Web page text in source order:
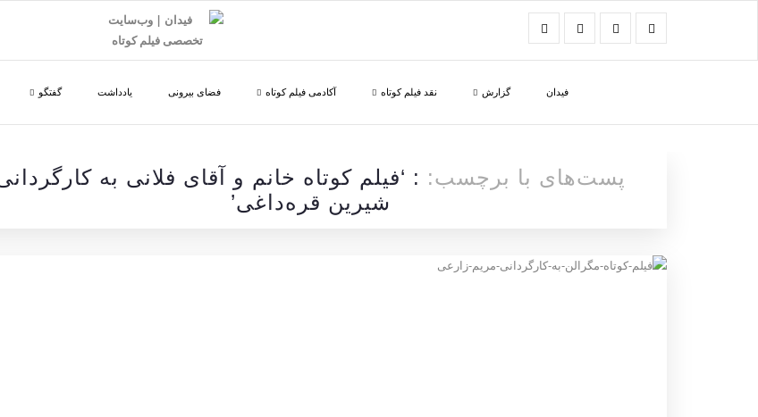
فیدان گزارش نقد فیلم کوتاه آکادمی فیلم کوتاه فضای بیرونی یادداشت گفتگو
پست‌های با برچسب: : ‘فیلم کوتاه خانم و آقای فلانی به
شیرین قره‌داغی’